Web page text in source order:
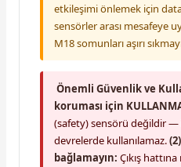
etkileşimi önlemek için
sensörler arası mesafeye
M18 somunları aşırı
Önemli Güvenlik ve
koruması için
(safety) sensörü değildir —
devrelerde kullanılamaz.
bağlamayın: Çıkış